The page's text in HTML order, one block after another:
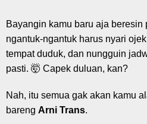
Bayangin kamu baru aja beresin
ngantuk-ngantuk harus nyari
tempat duduk, dan nungguin
pasti. 🤯 Capek duluan, kan?
Nah, itu semua gak akan kamu
bareng Arni Trans.